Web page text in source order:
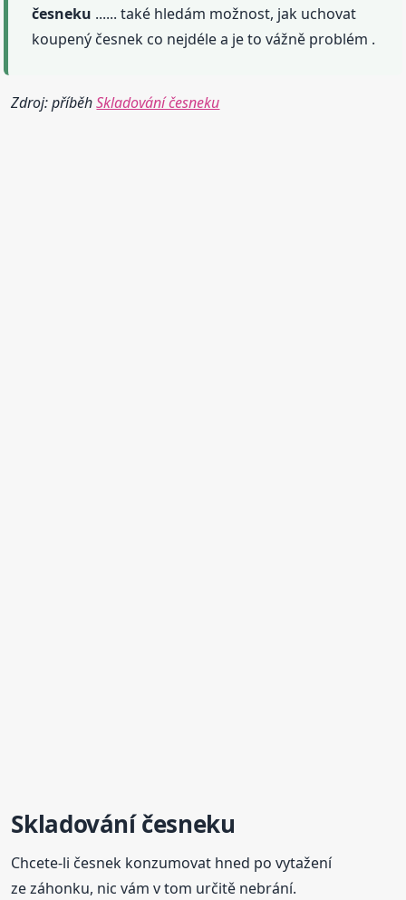
česneku ...... také hledám možnost, jak uchovat
koupený česnek co nejdéle a je to vážně problém .
Zdroj: příběhSkladování česneku
Skladováníčesneku
Chcete-li česnek konzumovat hned po vytažení
ze záhonku, nic vám v tom určitě nebrání.